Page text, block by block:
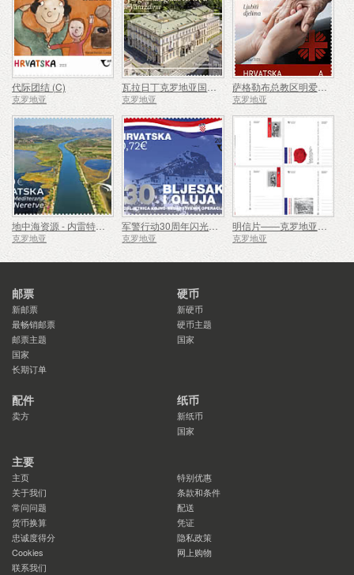
代际团结 (C)
克罗地亚
瓦拉日丁克罗地亚国家剧院大楼 150 周年
克罗地亚
萨格勒布总教区明爱成立 90 周年 (C)
克罗地亚
地中海资源 - 内雷特瓦三角洲（C）
克罗地亚
军警行动30周年闪光与风暴（C）
克罗地亚
明信片——克罗地亚军事传统
克罗地亚
邮票
新邮票
最畅销邮票
邮票主题
国家
长期订单
硬币
新硬币
硬币主题
国家
配件
卖方
纸币
新纸币
国家
主要
主页
特别优惠
关于我们
条款和条件
常问问题
配送
货币换算
凭证
忠诚度得分
隐私政策
Cookies
网上购物
联系我们